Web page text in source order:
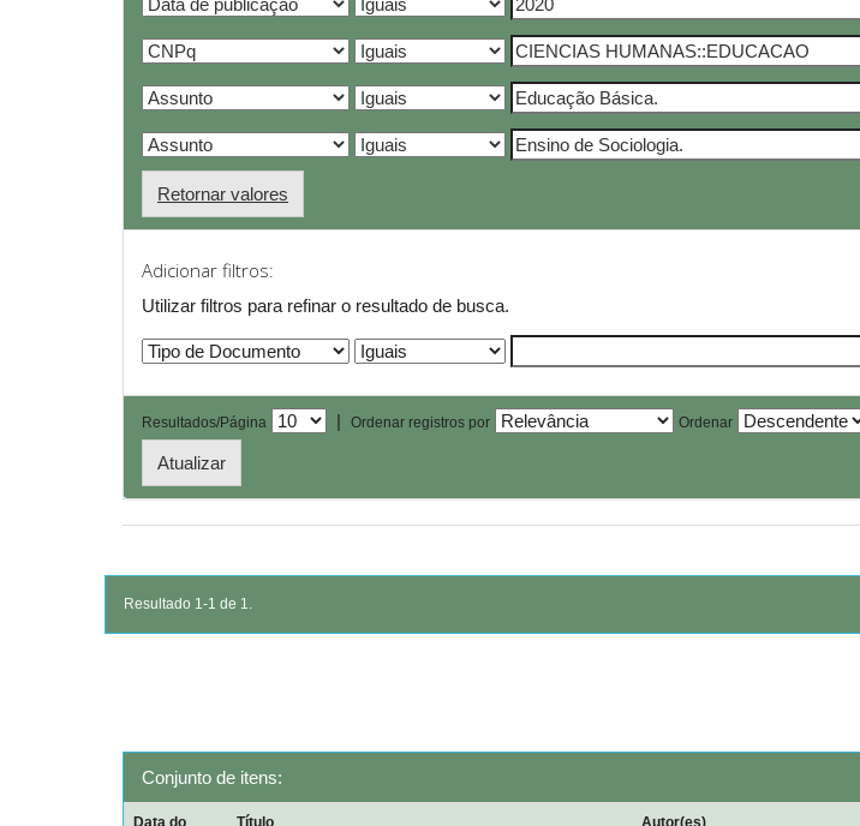
Retornar valores
Adicionar filtros:
Utilizar filtros para refinar o resultado de busca.
Resultados/Página | Ordenar registros por Ordenar
Resultado 1-1 de 1.
Conjunto de itens:
Data do Título Autor(es)